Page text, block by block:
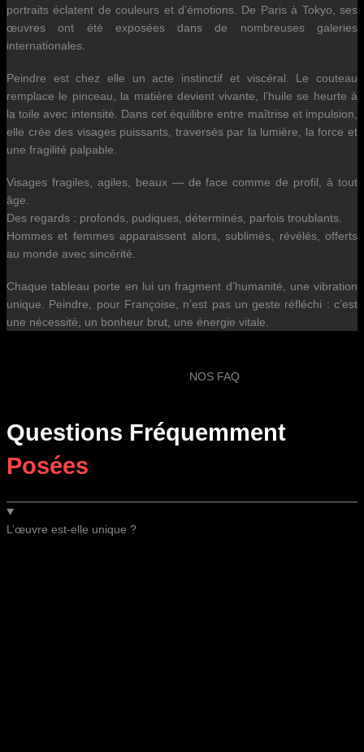
portraits éclatent de couleurs et d’émotions. De Paris à Tokyo, ses
œuvres ont été exposées dans de nombreuses galeries
internationales.
Peindre est chez elle un acte instinctif et viscéral. Le couteau
remplace le pinceau, la matière devient vivante, l’huile se heurte à
la toile avec intensité. Dans cet équilibre entre maîtrise et impulsion,
elle crée des visages puissants, traversés par la lumière, la force et
une fragilité palpable.
Visages fragiles, agiles, beaux — de face comme de profil, à tout
âge.
Des regards : profonds, pudiques, déterminés, parfois troublants.
Hommes et femmes apparaissent alors, sublimés, révélés, offerts
au monde avec sincérité.
Chaque tableau porte en lui un fragment d’humanité, une vibration
unique. Peindre, pour Françoise, n’est pas un geste réfléchi : c’est
une nécessité, un bonheur brut, une énergie vitale.
NOS FAQ
Questions Fréquemment
Posées
L’œuvre est-elle unique ?